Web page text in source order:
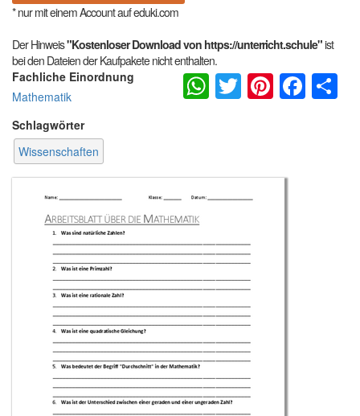
* nur mit einem Account auf eduki.com
Der Hinweis"Kostenloser Download von https://unterricht.schule"ist
bei den Dateien der Kaufpakete nicht enthalten.
Fachliche Einordnung
Mathematik
Schlagwörter
Wissenschaften
WhatsApp
Twitter